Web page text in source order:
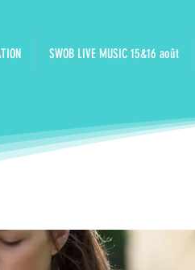
SWOB LIVE MUSIC 15&16 août